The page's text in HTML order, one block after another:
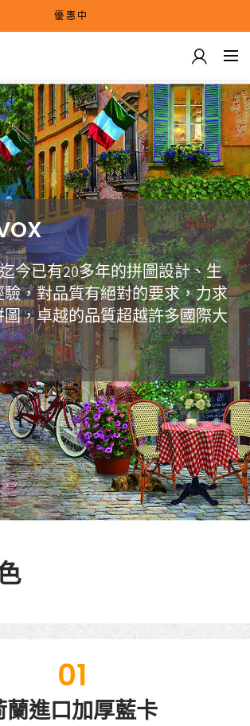
優惠中
今已有20多年的拼圖設計、生
，對品質有絕對的要求，力求
，卓越的品質超越許多國際大
01
蘭進口加厚藍卡